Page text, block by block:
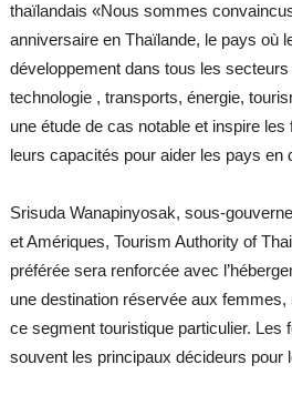
thaïlandais «Nous sommes
anniversaire en Thaïlande, le pays où
développement dans tous les
technologie , transports, énergie,
une étude de cas notable et inspire
leurs capacités pour aider les pays en
Srisuda Wanapinyosak, sous-
et Amériques, Tourism Authority of
préférée sera renforcée avec
une destination réservée aux
ce segment touristique particulier. Les
souvent les principaux décideurs pour